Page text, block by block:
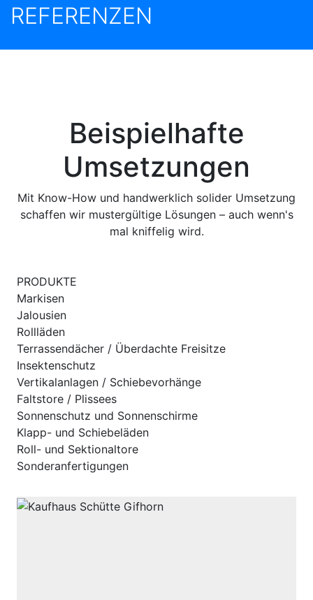
REFERENZEN
Beispielhafte
Umsetzungen
Mit Know-How und handwerklich solider Umsetzung
schaffen wir mustergültige Lösungen – auch wenn's
mal kniffelig wird.
PRODUKTE
Markisen
Jalousien
Rollläden
Terrassendächer / Überdachte Freisitze
Insektenschutz
Vertikalanlagen / Schiebevorhänge
Faltstore / Plissees
Sonnenschutz und Sonnenschirme
Klapp- und Schiebeläden
Roll- und Sektionaltore
Sonderanfertigungen